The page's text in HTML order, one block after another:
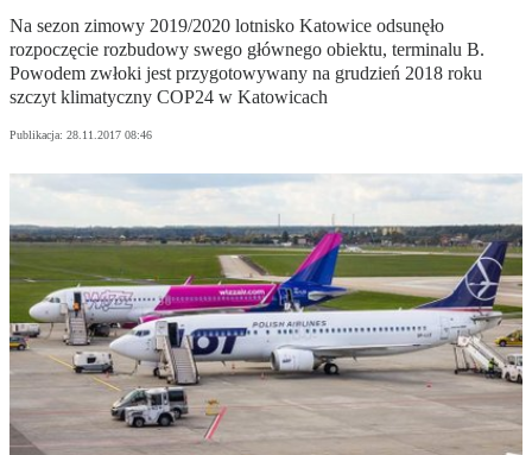
Na sezon zimowy 2019/2020 lotnisko Katowice odsunęło
rozpoczęcie rozbudowy swego głównego obiektu, terminalu B.
Powodem zwłoki jest przygotowywany na grudzień 2018 roku
szczyt klimatyczny COP24 w Katowicach
Publikacja: 28.11.2017 08:46